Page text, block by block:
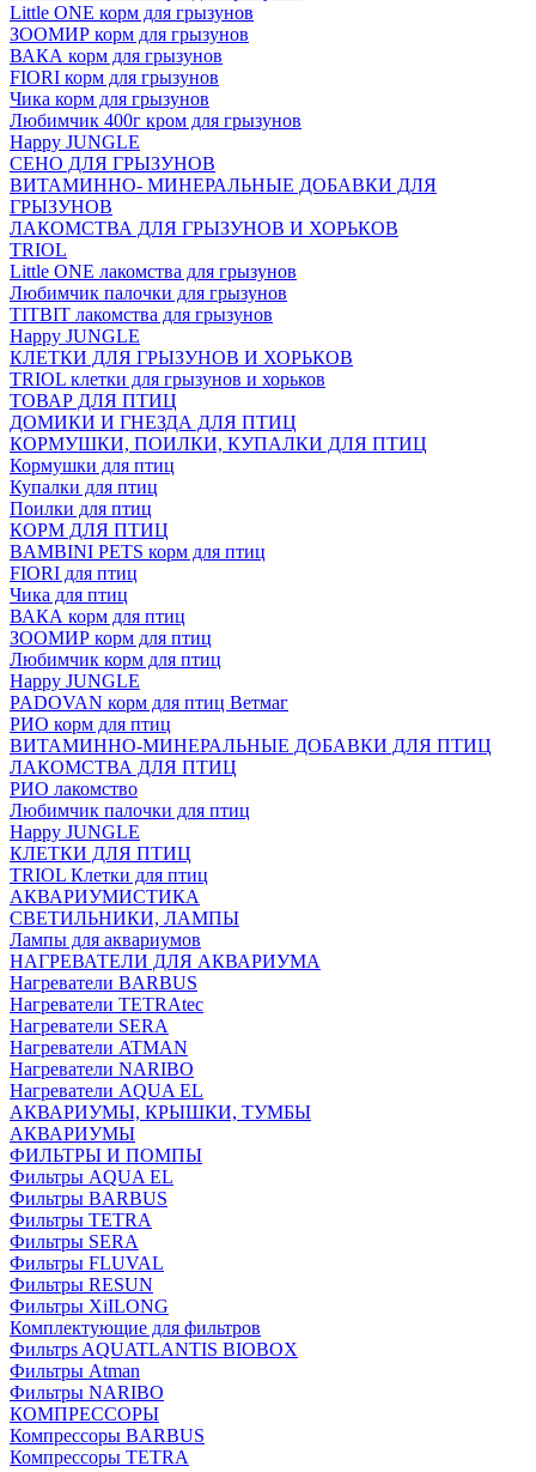
Little ONE корм для грызунов
ЗООМИР корм для грызунов
ВАКА корм для грызунов
FIORI корм для грызунов
Чика корм для грызунов
Любимчик 400г кром для грызунов
Happy JUNGLE
СЕНО ДЛЯ ГРЫЗУНОВ
ВИТАМИННО- МИНЕРАЛЬНЫЕ ДОБАВКИ ДЛЯ
ГРЫЗУНОВ
ЛАКОМСТВА ДЛЯ ГРЫЗУНОВ И ХОРЬКОВ
TRIOL
Little ONE лакомства для грызунов
Любимчик палочки для грызунов
TITBIT лакомства для грызунов
Happy JUNGLE
КЛЕТКИ ДЛЯ ГРЫЗУНОВ И ХОРЬКОВ
TRIOL клетки для грызунов и хорьков
ТОВАР ДЛЯ ПТИЦ
ДОМИКИ И ГНЕЗДА ДЛЯ ПТИЦ
КОРМУШКИ, ПОИЛКИ, КУПАЛКИ ДЛЯ ПТИЦ
Кормушки для птиц
Купалки для птиц
Поилки для птиц
КОРМ ДЛЯ ПТИЦ
BAMBINI PETS корм для птиц
FIORI для птиц
Чика для птиц
ВАКА корм для птиц
ЗООМИР корм для птиц
Любимчик корм для птиц
Happy JUNGLE
PADOVAN корм для птиц Ветмаг
РИО корм для птиц
ВИТАМИННО-МИНЕРАЛЬНЫЕ ДОБАВКИ ДЛЯ ПТИЦ
ЛАКОМСТВА ДЛЯ ПТИЦ
РИО лакомство
Любимчик палочки для птиц
Happy JUNGLE
КЛЕТКИ ДЛЯ ПТИЦ
TRIOL Клетки для птиц
АКВАРИУМИСТИКА
СВЕТИЛЬНИКИ, ЛАМПЫ
Лампы для аквариумов
НАГРЕВАТЕЛИ ДЛЯ АКВАРИУМА
Нагреватели BARBUS
Нагреватели TETRAtec
Нагреватели SERA
Нагреватели ATMAN
Нагреватели NARIBO
Нагреватели AQUA EL
АКВАРИУМЫ, КРЫШКИ, ТУМБЫ
АКВАРИУМЫ
ФИЛЬТРЫ И ПОМПЫ
Фильтры AQUA EL
Фильтры BARBUS
Фильтры ТETRA
Фильтры SERA
Фильтры FLUVAL
Фильтры RESUN
Фильтры XiILONG
Комплектующие для фильтров
Фильтрs AQUATLANTIS BIOBOX
Фильтры Atman
Фильтры NARIBO
КОМПРЕССОРЫ
Компрессоры BARBUS
Компрессоры TETRA